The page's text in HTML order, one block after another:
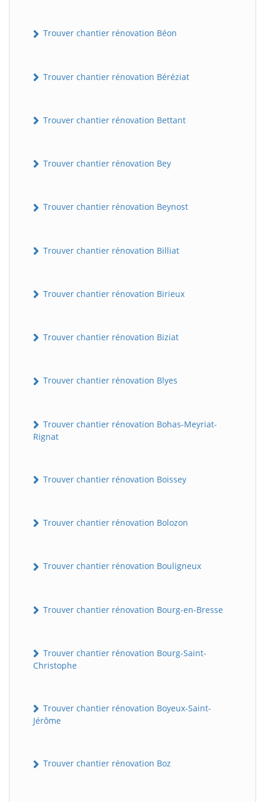
Trouver chantier rénovation Béon
Trouver chantier rénovation Béréziat
Trouver chantier rénovation Bettant
Trouver chantier rénovation Bey
Trouver chantier rénovation Beynost
Trouver chantier rénovation Billiat
Trouver chantier rénovation Birieux
Trouver chantier rénovation Biziat
Trouver chantier rénovation Blyes
Trouver chantier rénovation Bohas-Meyriat-
Rignat
Trouver chantier rénovation Boissey
Trouver chantier rénovation Bolozon
Trouver chantier rénovation Bouligneux
Trouver chantier rénovation Bourg-en-Bresse
Trouver chantier rénovation Bourg-Saint-
Christophe
Trouver chantier rénovation Boyeux-Saint-
Jérôme
Trouver chantier rénovation Boz